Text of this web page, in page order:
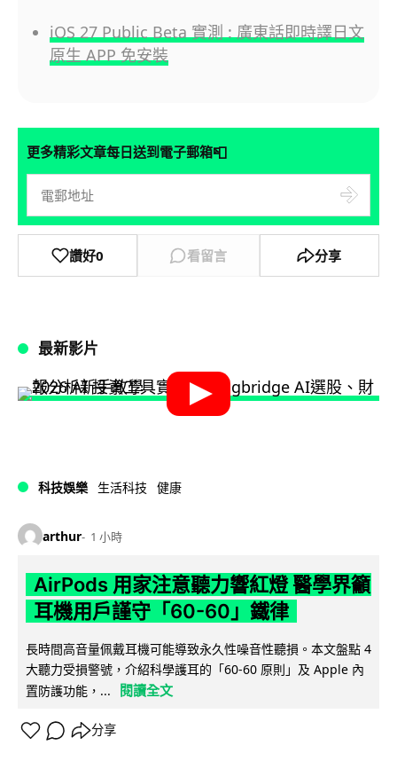
iOS 27 Public Beta 實測 : 廣東話即時譯日文
原生 APP 免安裝
更多精彩文章每日送到電子郵箱📮
讚好0 看留言 分享
最新影片
科技娛樂 生活科技 健康
arthur 1 小時
AirPods 用家注意聽力響紅燈 醫學界籲
耳機用戶謹守「60-60」鐵律
長時間高音量佩戴耳機可能導致永久性噪音性聽損。本文盤點 4
大聽力受損警號，介紹科學護耳的「60-60 原則」及 Apple 內
置防護功能，...
閱讀全文
分享